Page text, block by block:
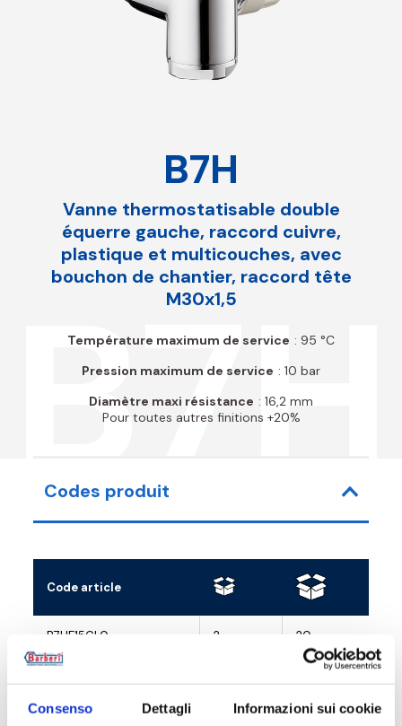
Consenso Dettagli Informazioni sui cookie
B7H
B7H
Vanne thermostatisable double
équerre gauche, raccord cuivre,
plastique et multicouches, avec
bouchon de chantier, raccord tête
M30x1,5
Température maximum de service : 95 °C
Pression maximum de service : 10 bar
Diamètre maxi résistance : 16,2 mm
Pour toutes autres finitions +20%
Codes produit
Code article
B7HE15CL0 2 20
B7HE15BM0 20